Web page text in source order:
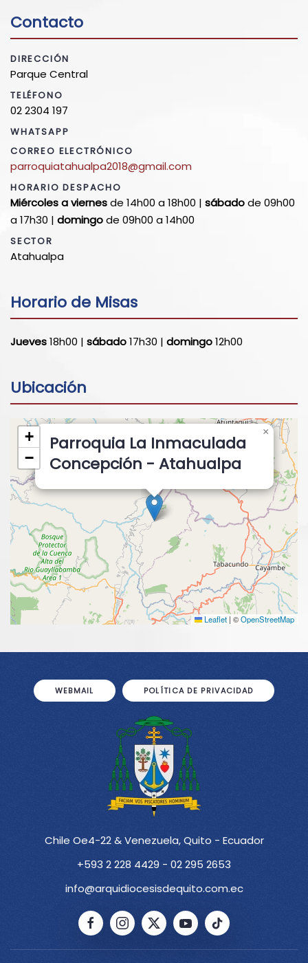
Contacto
DIRECCIÓN
Parque Central
TELÉFONO
02 2304 197
WHATSAPP
CORREO ELECTRÓNICO
parroquiatahualpa2018@gmail.com
HORARIO DESPACHO
Miércoles a viernesde 14h00 a 18h00 | sábadode 09h00
a 17h30 | domingode 09h00 a 14h00
SECTOR
Atahualpa
Horario de Misas
Jueves18h00 | sábado17h30 | domingo12h00
Ubicación
Parroquia La Inmaculada
Concepción - Atahualpa
×
+
−
Leaflet | ©OpenStreetMap
WEBMAIL POLÍTICA DE PRIVACIDAD
Chile Oe4-22 & Venezuela, Quito - Ecuador
+593 2 228 4429 - 02 295 2653
info@arquidiocesisdequito.com.ec